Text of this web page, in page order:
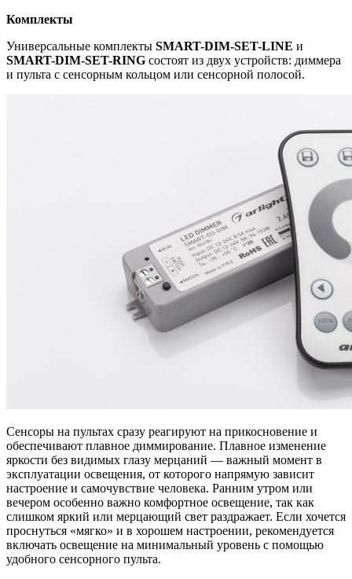
Комплекты
Универсальные комплекты SMART-DIM-SET-LINE и
SMART-DIM-SET-RING состоят из двух устройств: диммера
и пульта с сенсорным кольцом или сенсорной полосой.
Сенсоры на пультах сразу реагируют на прикосновение и
обеспечивают плавное диммирование. Плавное изменение
яркости без видимых глазу мерцаний — важный момент в
эксплуатации освещения, от которого напрямую зависит
настроение и самочувствие человека. Ранним утром или
вечером особенно важно комфортное освещение, так как
слишком яркий или мерцающий свет раздражает. Если хочется
проснуться «мягко» и в хорошем настроении, рекомендуется
включать освещение на минимальный уровень с помощью
удобного сенсорного пульта.